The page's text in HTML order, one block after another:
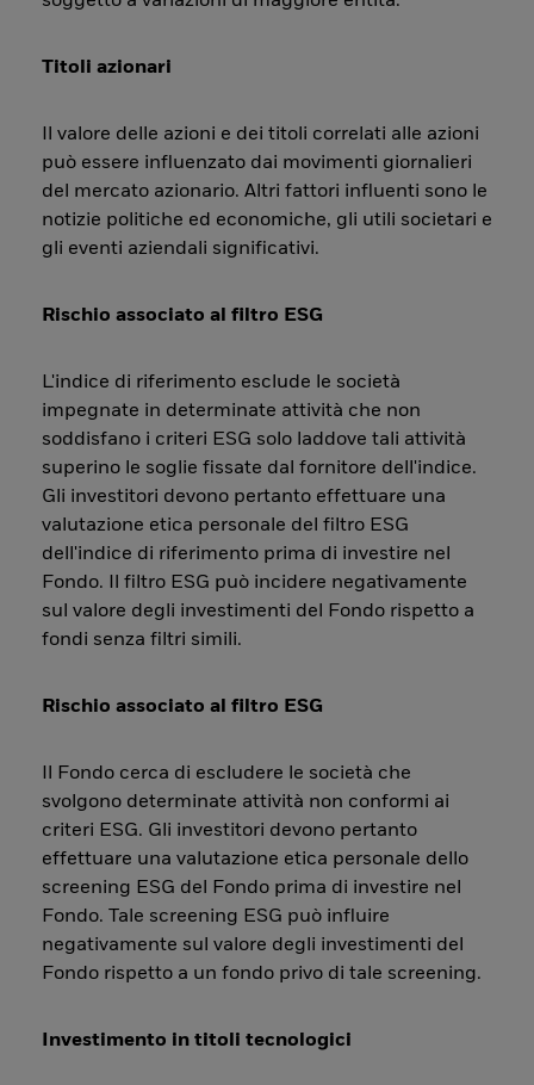
Titoli azionari
Il valore delle azioni e dei titoli correlati alle azioni
può essere influenzato dai movimenti giornalieri
del mercato azionario. Altri fattori influenti sono le
notizie politiche ed economiche, gli utili societari e
gli eventi aziendali significativi.
Rischio associato al filtro ESG
L'indice di riferimento esclude le società
impegnate in determinate attività che non
soddisfano i criteri ESG solo laddove tali attività
superino le soglie fissate dal fornitore dell'indice.
Gli investitori devono pertanto effettuare una
valutazione etica personale del filtro ESG
dell'indice di riferimento prima di investire nel
Fondo. Il filtro ESG può incidere negativamente
sul valore degli investimenti del Fondo rispetto a
fondi senza filtri simili.
Rischio associato al filtro ESG
Il Fondo cerca di escludere le società che
svolgono determinate attività non conformi ai
criteri ESG. Gli investitori devono pertanto
effettuare una valutazione etica personale dello
screening ESG del Fondo prima di investire nel
Fondo. Tale screening ESG può influire
negativamente sul valore degli investimenti del
Fondo rispetto a un fondo privo di tale screening.
Investimento in titoli tecnologici